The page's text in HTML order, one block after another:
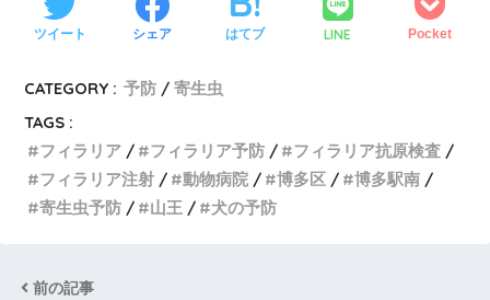
ツイート シェア はてブ LINE Pocket
CATEGORY : 予防
寄生虫
TAGS :
フィラリア
フィラリア予防
フィラリア抗原検査
フィラリア注射
動物病院 博多区
博多駅南
寄生虫予防
山王 犬の予防
前の記事